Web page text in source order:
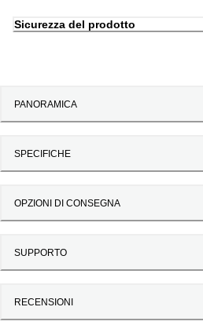
Sicurezza del prodotto
PANORAMICA
SPECIFICHE
OPZIONI DI CONSEGNA
SUPPORTO
RECENSIONI